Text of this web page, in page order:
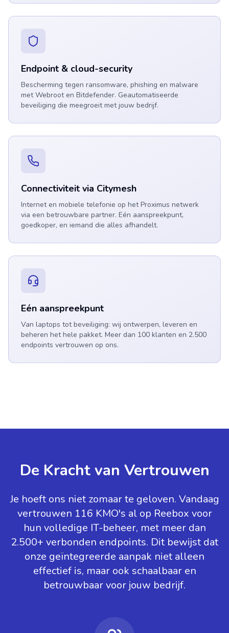
Endpoint & cloud-security
Bescherming tegen ransomware, phishing en malware
met Webroot en Bitdefender. Geautomatiseerde
beveiliging die meegroeit met jouw bedrijf.
Connectiviteit via Citymesh
Internet en mobiele telefonie op het Proximus netwerk
via een betrouwbare partner. Eén aanspreekpunt,
goedkoper, en iemand die alles afhandelt.
Eén aanspreekpunt
Van laptops tot beveiliging: wij ontwerpen, leveren en
beheren het hele pakket. Meer dan 100 klanten en 2.500
endpoints vertrouwen op ons.
De Kracht van Vertrouwen
Je hoeft ons niet zomaar te geloven. Vandaag
vertrouwen 116 KMO's al op Reebox voor
hun volledige IT-beheer, met meer dan
2.500+ verbonden endpoints. Dit bewijst dat
onze geïntegreerde aanpak niet alleen
effectief is, maar ook schaalbaar en
betrouwbaar voor jouw bedrijf.